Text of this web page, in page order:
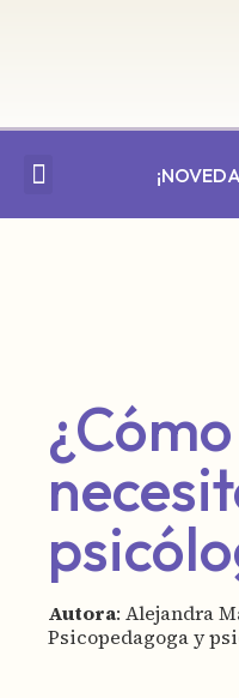
Autora: Alejandra
Psicopedagoga y